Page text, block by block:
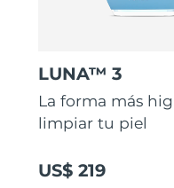
LUNA™ 3
La forma más
limpiar tu piel
US$ 219